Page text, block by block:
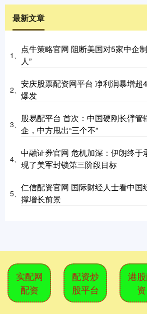
最新文章
1、
点牛策略官网 阻断美国对5家中企
人”
2、
安庆股票配资网平台 净利润暴增超
爆发
3、
股易配平台 首次：中国硬刚长臂管
企，中方甩出“三个不”
4、
中融证券官网 危机加深：伊朗终于
现了美军封锁第三阶段目标
5、
仁信配资官网 国际财经人士看中国
撑增长前景
实配网
配资
配资炒
股平台
港
资